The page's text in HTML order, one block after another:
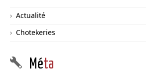
Actualité
Chotekeries
Méta